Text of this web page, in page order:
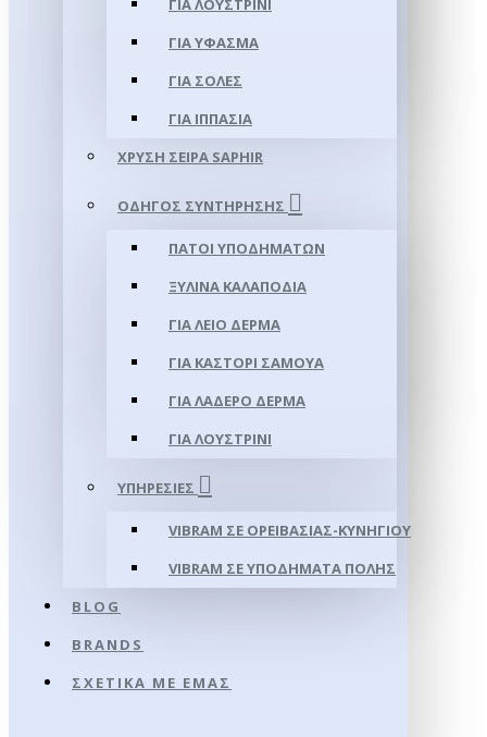
ΓΙΑ ΛΟΥΣΤΡΊΝΙ
ΓΙΑ ΥΦΑΣΜΑ
ΓΙΑ ΣΌΛΕΣ
ΓΙΑ ΙΠΠΑΣΊΑ
ΧΡΥΣΉ ΣΕΙΡΆ SAPHIR
ΟΔΗΓΌΣ ΣΥΝΤΉΡΗΣΗΣ
ΠΆΤΟΙ ΥΠΟΔΗΜΆΤΩΝ
ΞΎΛΙΝΑ ΚΑΛΑΠΌΔΙΑ
ΓΙΑ ΛΕΊΟ ΔΈΡΜΑ
ΓΙΑ ΚΑΣΤΌΡΙ ΣΑΜΟΎΑ
ΓΙΑ ΛΑΔΕΡΌ ΔΈΡΜΑ
ΓΙΑ ΛΟΥΣΤΡΊΝΙ
ΥΠΗΡΕΣΊΕΣ
VIBRAM ΣΕ ΟΡΕΙΒΑΣΊΑΣ-ΚΥΝΗΓΊΟΥ
VIBRAM ΣΕ ΥΠΟΔΉΜΑΤΑ ΠΌΛΗΣ
BLOG
BRANDS
ΣΧΕΤΙΚΆ ΜΕ ΕΜΆΣ